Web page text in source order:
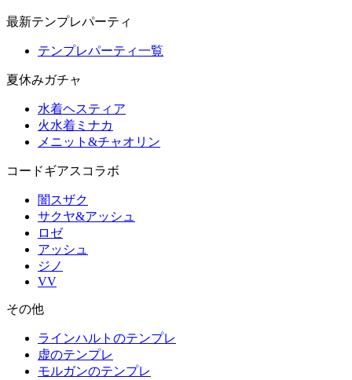
最新テンプレパーティ
テンプレパーティ一覧
夏休みガチャ
水着ヘスティア
火水着ミナカ
メニット&チャオリン
コードギアスコラボ
闇スザク
サクヤ&アッシュ
ロゼ
アッシュ
ジノ
VV
その他
ラインハルトのテンプレ
虚のテンプレ
モルガンのテンプレ